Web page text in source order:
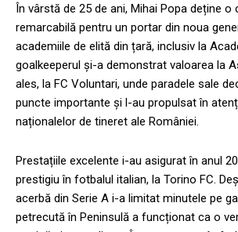
În vârstă de 25 de ani, Mihai Popa deține o
remarcabilă pentru un portar din noua
academiile de elită din țară, inclusiv la
goalkeeperul și-a demonstrat valoarea la
ales, la FC Voluntari, unde paradele sale
puncte importante și l-au propulsat în
naționalelor de tineret ale României.
Prestațiile excelente i-au asigurat în anul
prestigiu în fotbalul italian, la Torino FC.
acerbă din Serie A i-a limitat minutele pe
petrecută în Peninsulă a funcționat ca o